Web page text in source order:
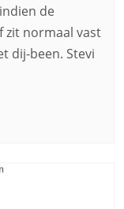
de
zit normaal vast
dij-been. Stevi